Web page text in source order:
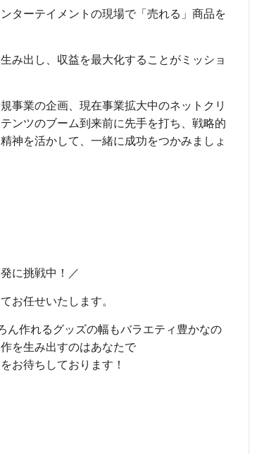
ターテイメントの現場で「売れる」商品を
み出し、収益を最大化することがミッショ
事業の企画、現在事業拡大中のネットクリ
ンツのブーム到来前に先手を打ち、戦略的
神を活かして、一緒に成功をつかみましょ
に挑戦中！／
お任せいたします。
ん作れるグッズの幅もバラエティ豊かなの
を生み出すのはあなたで
しております！